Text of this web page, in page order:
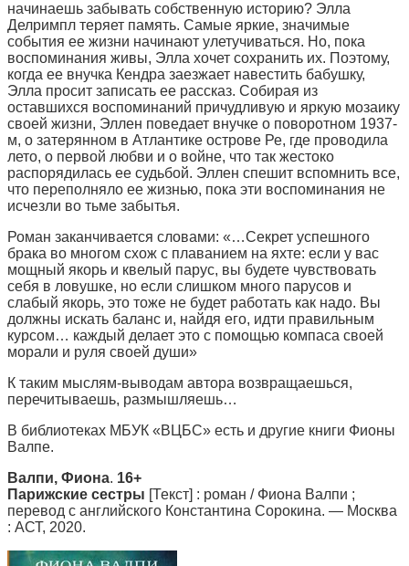
начинаешь забывать собственную историю? Элла
Делримпл теряет память. Самые яркие, значимые
события ее жизни начинают улетучиваться. Но, пока
воспоминания живы, Элла хочет сохранить их. Поэтому,
когда ее внучка Кендра заезжает навестить бабушку,
Элла просит записать ее рассказ. Собирая из
оставшихся воспоминаний причудливую и яркую мозаику
своей жизни, Эллен поведает внучке о поворотном 1937-
м, о затерянном в Атлантике острове Ре, где проводила
лето, о первой любви и о войне, что так жестоко
распорядилась ее судьбой. Эллен спешит вспомнить все,
что переполняло ее жизнью, пока эти воспоминания не
исчезли во тьме забытья.
Роман заканчивается словами: «…Секрет успешного
брака во многом схож с плаванием на яхте: если у вас
мощный якорь и квелый парус, вы будете чувствовать
себя в ловушке, но если слишком много парусов и
слабый якорь, это тоже не будет работать как надо. Вы
должны искать баланс и, найдя его, идти правильным
курсом… каждый делает это с помощью компаса своей
морали и руля своей души»
К таким мыслям-выводам автора возвращаешься,
перечитываешь, размышляешь…
В библиотеках МБУК «ВЦБС» есть и другие книги Фионы
Валпе.
Валпи, Фиона. 16+
Парижские сестры [Текст] : роман / Фиона Валпи ;
перевод с английского Константина Сорокина. — Москва
: АСТ, 2020.